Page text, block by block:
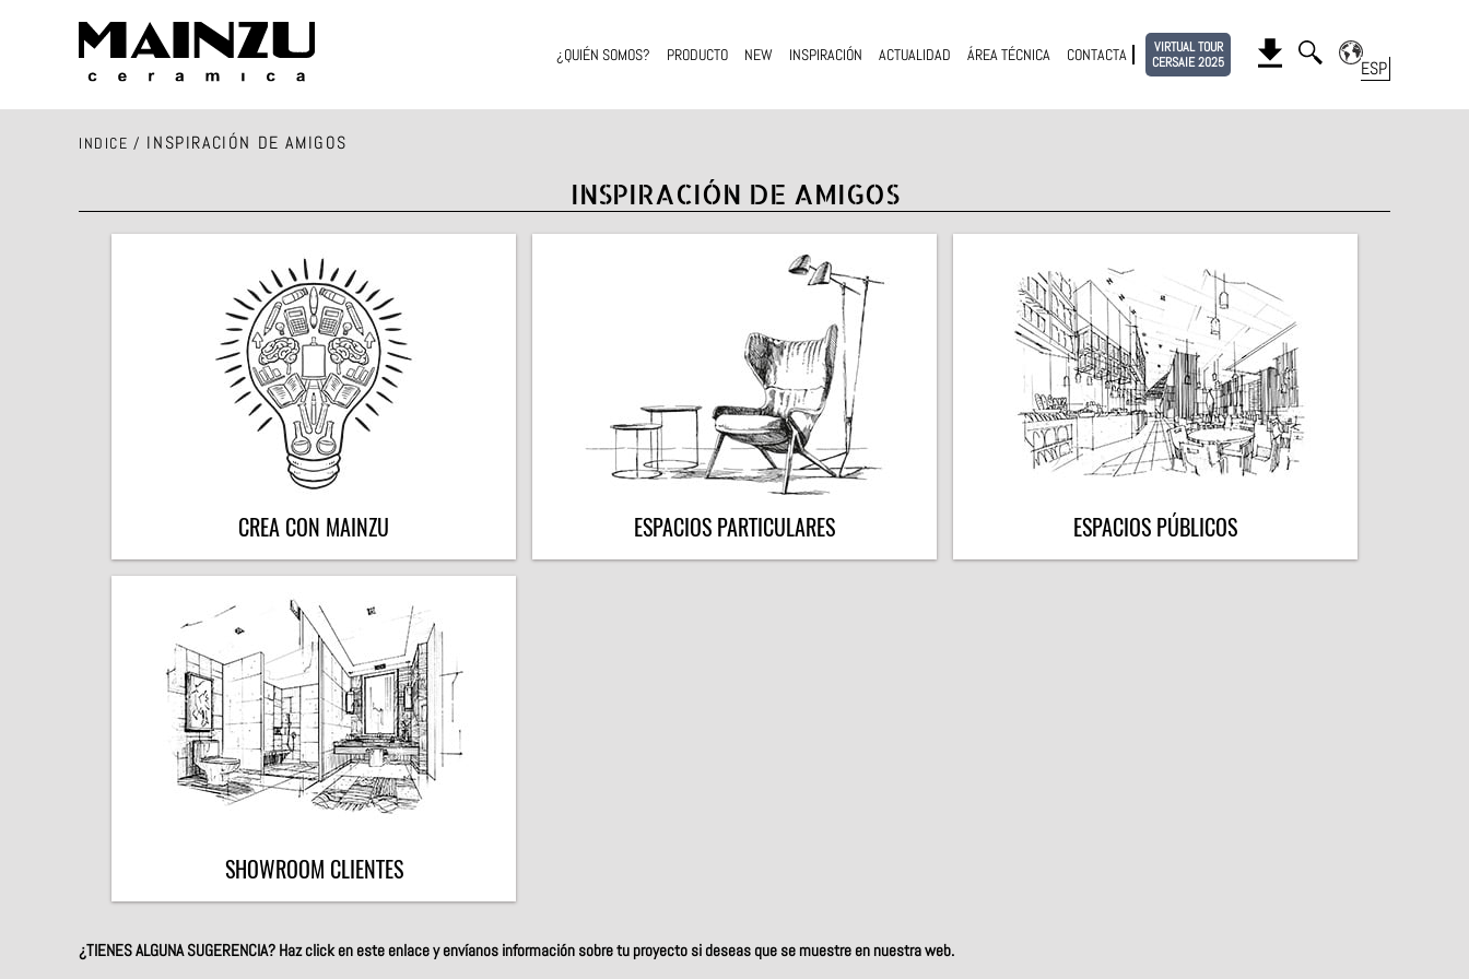
¿QUIÉN SOMOS? PRODUCTO NEW INSPIRACIÓN ACTUALIDAD ÁREA TÉCNICA CONTACTA
VIRTUAL TOUR
CERSAIE 2025
INDICE / INSPIRACIÓN DE AMIGOS
INSPIRACIÓN DE AMIGOS
CREA CON MAINZU ESPACIOS PARTICULARES ESPACIOS PÚBLICOS
SHOWROOM CLIENTES
¿TIENES ALGUNA SUGERENCIA? Haz click en este enlace y envíanos información sobre tu proyecto si deseas que se muestre en nuestra web.